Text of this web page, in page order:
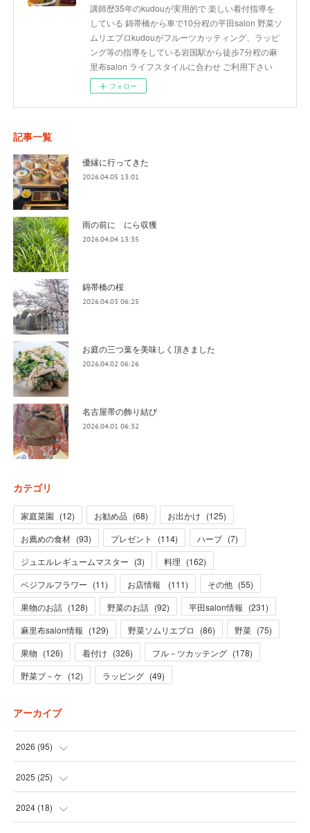
講師歴35年のkudouが実用的で 楽しい着付指導を
している 錦帯橋から車で10分程の平田salon 野菜ソ
ムリエプロkudouがフルーツカッティング、ラッピ
ング等の指導をしている岩国駅から徒歩7分程の麻
里布salon ライフスタイルに合わせ ご利用下さい
フォロー
記事一覧
優縁に行ってきた
2026.04.05 13:01
雨の前に にら収獲
2026.04.04 13:35
錦帯橋の桜
2026.04.03 06:25
お庭の三つ葉を美味しく頂きました
2026.04.02 06:26
名古屋帯の飾り結び
2026.04.01 06:32
カテゴリ
家庭菜園 (12) お勧め品 (68) お出かけ (125)
お薦めの食材 (93) プレゼント (114) ハーブ (7)
ジュエルレギュームマスター (3) 料理 (162)
ベジフルフラワー (11) お店情報 (111) その他 (55)
果物のお話 (128) 野菜のお話 (92) 平田salon情報 (231)
麻里布salon情報 (129) 野菜ソムリエプロ (86) 野菜 (75)
果物 (126) 着付け (326) フル－ツカッテング (178)
野菜ブ－ケ (12) ラッピング (49)
アーカイブ
2026 (95)
(5
(31 )
2025 (25)
(3
2024(18)